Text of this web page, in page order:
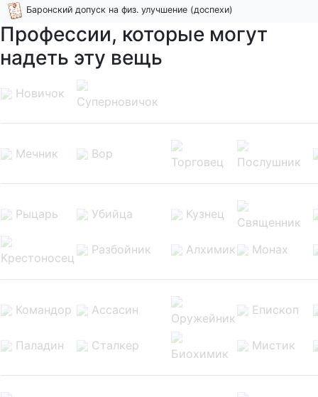
Баронский допуск на физ. улучшение (доспехи)
Профессии, которые могут
надеть эту вещь
Новичок
Суперновичок
Мечник Вор
Торговец Послушник
Рыцарь Убийца Кузнец
Священник
Крестоносец
Разбойник Алхимик Монах
Командор Ассасин
Оружейник
Епископ
Паладин Сталкер
Биохимик
Мистик